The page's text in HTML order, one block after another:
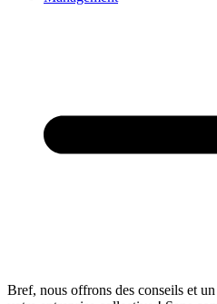
Bref, nous offrons des conseils et